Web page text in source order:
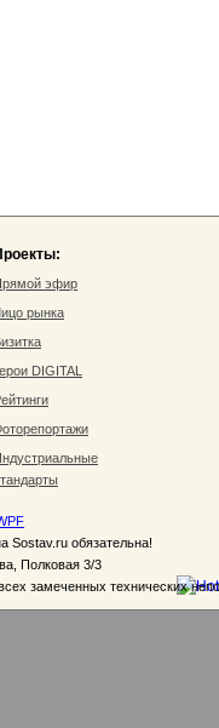
эфир
рынка
DIGITAL
Sostav.ru обязательна!
Полковая 3/3
замеченных технических